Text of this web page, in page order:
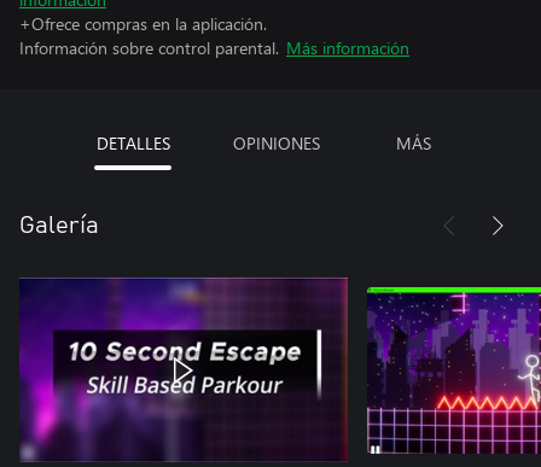
+Ofrece compras en la aplicación.
Información sobre control parental. Más información
DETALLES OPINIONES MÁS
Galería